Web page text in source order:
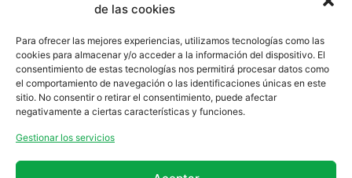
de las cookies
Para ofrecer las mejores experiencias, utilizamos tecnologías como las
cookies para almacenar y/o acceder a la información del dispositivo. El
consentimiento de estas tecnologías nos permitirá procesar datos como
el comportamiento de navegación o las identificaciones únicas en este
sitio. No consentir o retirar el consentimiento, puede afectar
negativamente a ciertas características y funciones.
Gestionar los servicios
Inicio
Newsletter
Eco Multimedia
Contacto
Artículos
Escaparate
Enlaces de interés
SUSCRÍBETE A NUESTRO NEWSLETTER
la sección deNewsletter